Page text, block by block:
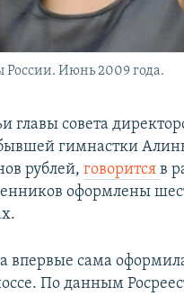
России. Июнь 2009 года.
главы совета
гимнастки
рублей,говоритсяв
оформлены
впервые сама
По данным